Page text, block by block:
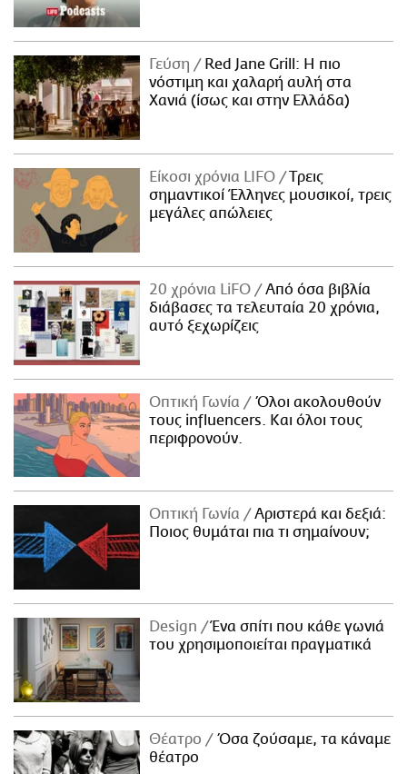
Γεύση
Red Jane Grill: Η πιο
νόστιμη και χαλαρή αυλή στα
Χανιά (ίσως και στην Ελλάδα)
Είκοσι χρόνια LIFO
Tρεις
σημαντικοί Έλληνες μουσικοί, τρεις
μεγάλες απώλειες
20 χρόνια LiFO
Από όσα βιβλία
διάβασες τα τελευταία 20 χρόνια,
αυτό ξεχωρίζεις
Οπτική Γωνία
Όλοι ακολουθούν
τους influencers. Και όλοι τους
περιφρονούν.
Οπτική Γωνία
Αριστερά και δεξιά:
Ποιος θυμάται πια τι σημαίνουν;
Design
Ένα σπίτι που κάθε γωνιά
του χρησιμοποιείται πραγματικά
Θέατρο
Όσα ζούσαμε, τα κάναμε
θέατρο